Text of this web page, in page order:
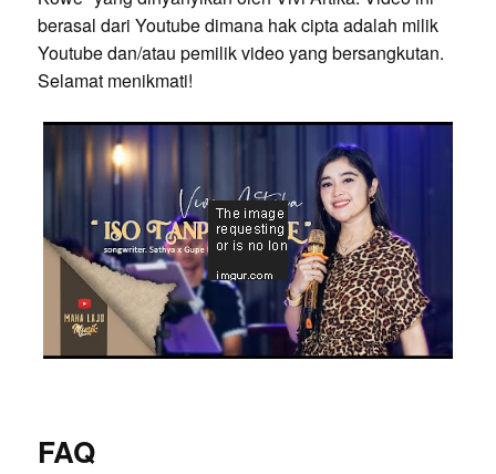
berasal dari Youtube dimana hak cipta adalah milik
Youtube dan/atau pemilik video yang bersangkutan.
Selamat menikmati!
FAQ